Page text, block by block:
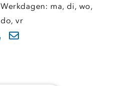
Werkdagen: ma, di, wo,
do, vr